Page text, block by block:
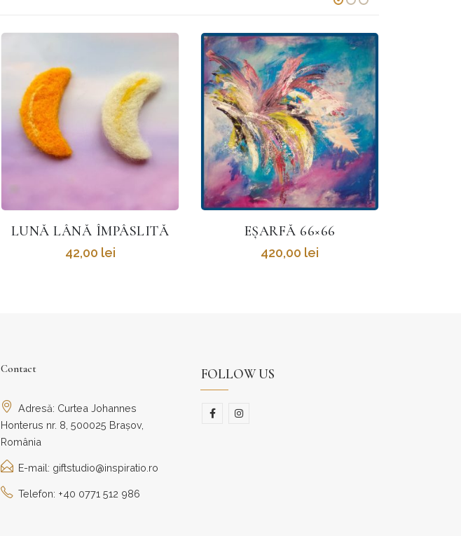
EȘARFĂ 66×66
420,00lei
ȘOSETA 3 36-40
45,00lei
Contact
Adresă: Curtea Johannes
Honterus nr. 8, 500025 Brașov,
România
E-mail: giftstudio@inspiratio.ro
Telefon: +40 0771 512 986
FOLLOW US